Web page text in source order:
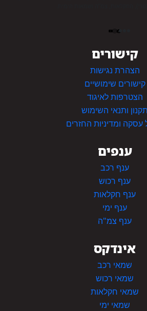
קישורים
הצהרת נגישות
קישורים שימושיים
הצטרפות לאיגוד
תקנון ותנאי השימוש
עסקה ומדיניות החזרים
ענפים
ענף רכב
ענף רכוש
ענף חקלאות
ענף ימי
ענף צמ"ה
אינדקס
שמאי רכב
שמאי רכוש
שמאי חקלאות
שמאי ימי